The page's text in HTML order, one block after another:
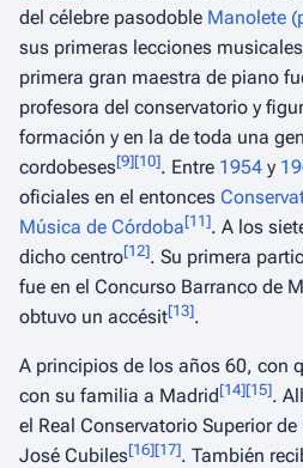
del célebre pasodoble Manolete
sus primeras lecciones
primera gran maestra de piano
profesora del conservatorio y
formación y en la de toda una
cordobeses[9][10]. Entre 1954 y
oficiales en el entonces
Música de Córdoba[11]. A los
dicho centro[12]. Su primera
fue en el Concurso Barranco de
obtuvo un accésit[13].
A principios de los años 60, con
con su familia a Madrid[14][15].
el Real Conservatorio Superior
José Cubiles[16][17]. También